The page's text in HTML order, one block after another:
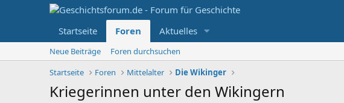
Startseite Foren Aktuelles
Neue Beiträge
Foren durchsuchen
Startseite
Foren Mittelalter Die Wikinger
Kriegerinnen unter den Wikingern